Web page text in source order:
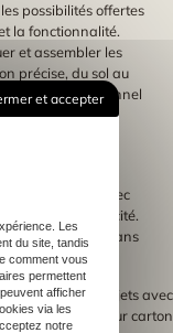
possibilités offertes
la fonctionnalité.
et assembler les
précise, du sol au
le professionnel
Les
entièrement.
conçu avec
et en praticité.
bien mené, sans
créatives de projets avec
la gravure laser sur carton
et accepter
Les
du site, tandis
comment vous
permettent
afficher
via les
notre